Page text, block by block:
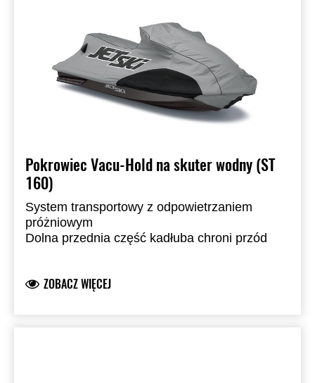
Pokrowiec Vacu-Hold na skuter wodny (ST
160)
System transportowy z odpowietrzaniem
próżniowym
Dolna przednia część kadłuba chroni przód
LastZOBACZ WIĘCEJ